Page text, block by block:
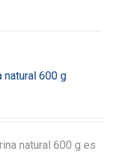
natural 600 g
natural 600 g es